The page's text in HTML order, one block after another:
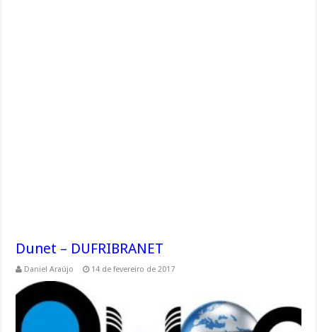
Dunet – DUFRIBRANET
Daniel Araújo 14 de fevereiro de 2017